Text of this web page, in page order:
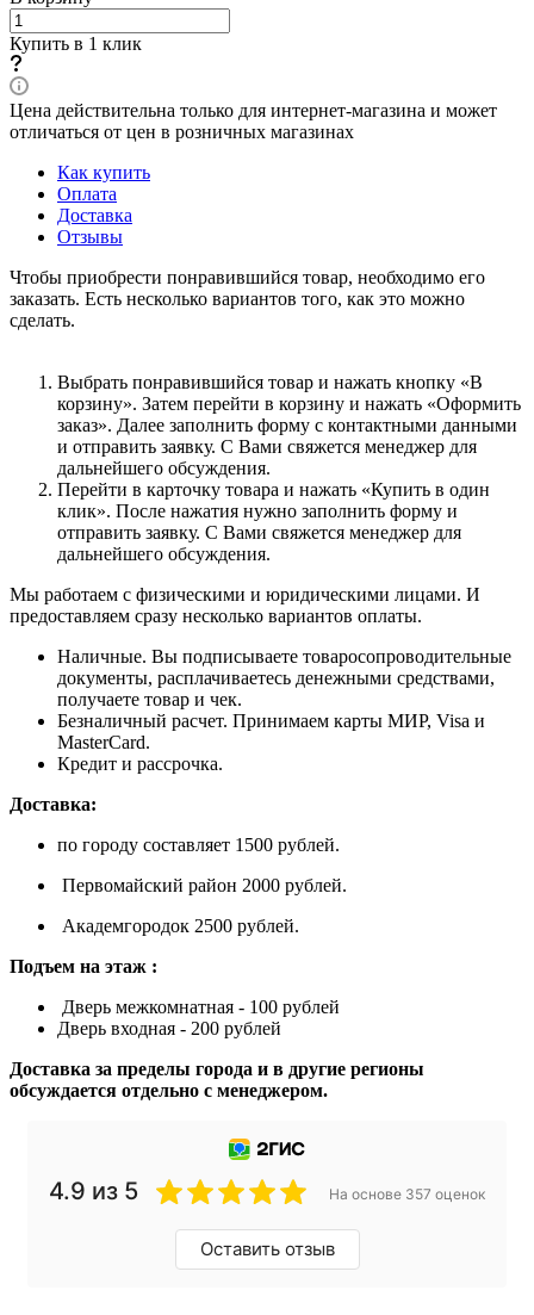
Купить в 1 клик
Цена действительна только для интернет-магазина и может
отличаться от цен в розничных магазинах
Как купить
Оплата
Доставка
Отзывы
Чтобы приобрести понравившийся товар, необходимо его
заказать. Есть несколько вариантов того, как это можно
сделать.
Выбрать понравившийся товар и нажать кнопку «В
корзину». Затем перейти в корзину и нажать «Оформить
заказ». Далее заполнить форму с контактными данными
и отправить заявку. С Вами свяжется менеджер для
дальнейшего обсуждения.
Перейти в карточку товара и нажать «Купить в один
клик». После нажатия нужно заполнить форму и
отправить заявку. С Вами свяжется менеджер для
дальнейшего обсуждения.
Мы работаем с физическими и юридическими лицами. И
предоставляем сразу несколько вариантов оплаты.
Наличные. Вы подписываете товаросопроводительные
документы, расплачиваетесь денежными средствами,
получаете товар и чек.
Безналичный расчет. Принимаем карты МИР, Visa и
MasterCard.
Кредит и рассрочка.
Доставка:
по городу составляет 1500 рублей.
Первомайский район 2000 рублей.
Академгородок 2500 рублей.
Подъем на этаж :
Дверь межкомнатная - 100 рублей
Дверь входная - 200 рублей
Доставка за пределы города и в другие регионы
обсуждается отдельно с менеджером.
4.9 из 5 На основе 357 оценок
Оставить отзыв